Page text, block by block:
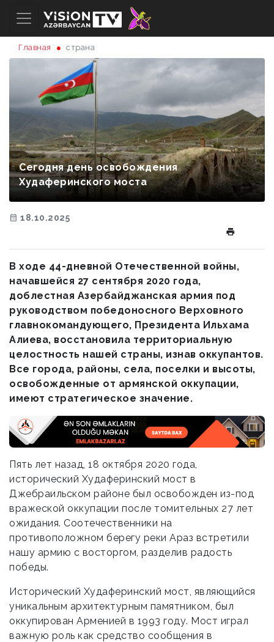
Главная страна
Сегодня день освобождения
Худаферинского моста
18.10.2025
В ходе 44-дневной Отечественной войны,
начавшейся 27 сентября 2020 года,
доблестная Азербайджанская армия под
руководством победоносного Верховного
главнокомандующего, Президента Ильхама
Алиева, восстановила территориальную
целостность нашей страны, изнав оккупантов.
Все города, районы, села, поселки и высоты,
освобожденные от армянской оккупации,
имеют стратегическое значение.
Пять лет назад, 18 октября 2020 года,
исторический Худаферинский мост в
Джебраильском районе был освобожден из-под
вражеской оккупации после томительных 27 лет
ожидания. Соотечественники на
противоположном берегу реки Араз встретили
нашу армию с восторгом, разделив радость
победы.
Исторический Худаферинский мост, являющийся
уникальным архитектурным памятником, был
оккупирован Арменией в 1993 году. Мост играл
важную роль как средство сообщения в